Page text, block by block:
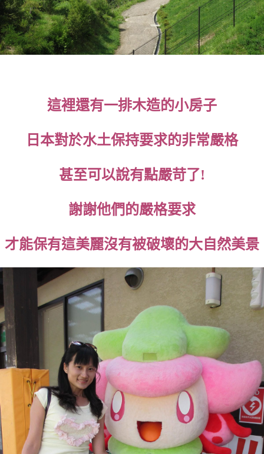
這裡還有一排木造的小房子
日本對於水土保持要求的非常嚴格
甚至可以說有點嚴苛了!
謝謝他們的嚴格要求
才能保有這美麗沒有被破壞的大自然美景